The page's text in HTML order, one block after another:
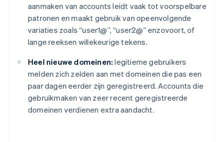
aanmaken van accounts leidt vaak tot voorspelbare
patronen en maakt gebruik van opeenvolgende
variaties zoals “user1@”, “user2@” enzovoort, of
lange reeksen willekeurige tekens.
Heel nieuwe domeinen: legitieme gebruikers
melden zich zelden aan met domeinen die pas een
paar dagen eerder zijn geregistreerd. Accounts die
gebruikmaken van zeer recent geregistreerde
domeinen verdienen extra aandacht.